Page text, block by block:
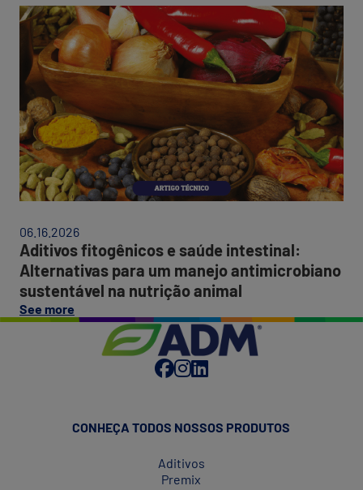
do
pellet
na
nutrição
animal:
fator
estratégico
para
redução
de
custos,
desempenho
eficiência.”
na
06.16.2026
Aditivos fitogênicos e saúde intestinal:
Alternativas para um manejo antimicrobiano
sustentável na nutrição animal
See more
this
“Aditivos
intestinal:
Alternativas
CONHEÇA TODOS NOSSOS PRODUTOS
Aditivos
Premix